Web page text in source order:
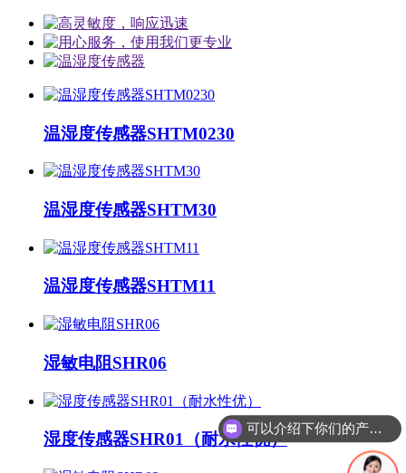
温湿度传感器SHTM0230
温湿度传感器SHTM30
温湿度传感器SHTM11
湿敏电阻SHR06
湿度传感器SHR01（耐水性优）
可以介绍下你们的产品么？